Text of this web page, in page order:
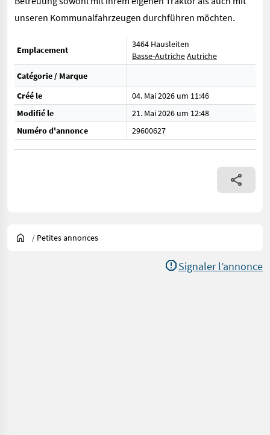
unseren Kommunalfahrzeugen durchführen möchten.
Emplacement
3464 Hausleiten
Basse-AutricheAutriche
Catégorie / Marque
Créé le
04. Mai 2026 um 11:46
Modifié le
21. Mai 2026 um 12:48
Numéro d'annonce
29600627
/ Petites annonces
Signaler l’annonce